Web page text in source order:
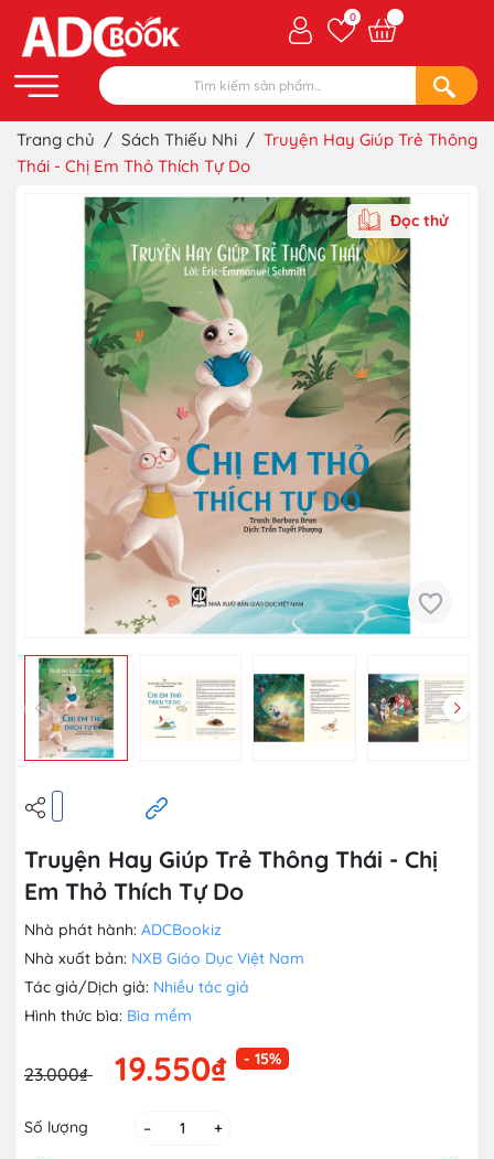
0
Trang chủ / Sách Thiếu Nhi / Truyện Hay Giúp Trẻ Thông
Thái - Chị Em Thỏ Thích Tự Do
Đọc thử
Truyện Hay Giúp Trẻ Thông Thái - Chị
Em Thỏ Thích Tự Do
Nhà phát hành: ADCBookiz
Nhà xuất bản: NXB Giáo Dục Việt Nam
Tác giả/Dịch giả: Nhiều tác giả
Hình thức bìa: Bìa mềm
23.000₫ 19.550₫ - 15%
Số lượng – +